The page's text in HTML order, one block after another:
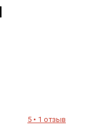
5 • 1 отзыв